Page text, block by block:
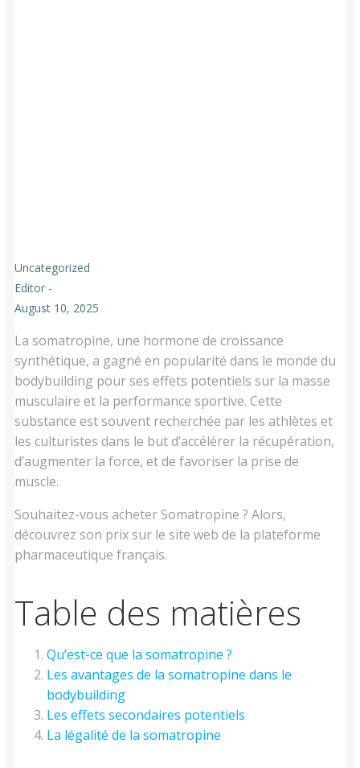
Uncategorized
Editor -
August 10, 2025
La somatropine, une hormone de croissance
synthétique, a gagné en popularité dans le monde du
bodybuilding pour ses effets potentiels sur la masse
musculaire et la performance sportive. Cette
substance est souvent recherchée par les athlètes et
les culturistes dans le but d’accélérer la récupération,
d’augmenter la force, et de favoriser la prise de
muscle.
Souhaitez-vous acheter Somatropine ? Alors,
découvrez son prix sur le site web de la plateforme
pharmaceutique français.
Table des matières
Qu’est-ce que la somatropine ?
Les avantages de la somatropine dans le
bodybuilding
Les effets secondaires potentiels
La légalité de la somatropine